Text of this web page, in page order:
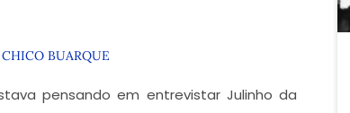
BUARQUE
pensando em entrevistar Julinho da